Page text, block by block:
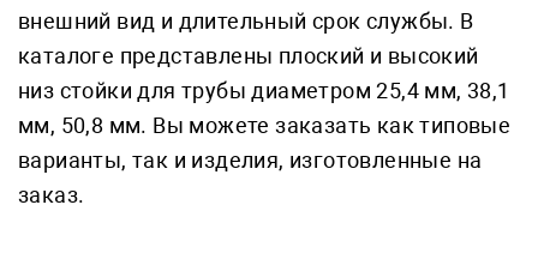
внешний вид и длительный срок службы. В
каталоге представлены плоский и высокий
низ стойки для трубы диаметром 25,4 мм, 38,1
мм, 50,8 мм. Вы можете заказать как типовые
варианты, так и изделия, изготовленные на
заказ.